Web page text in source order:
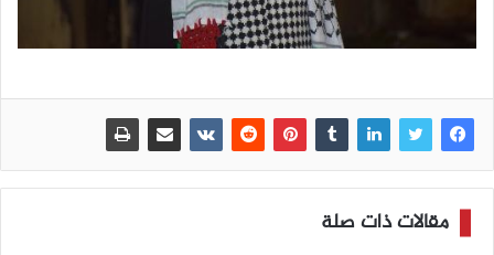
مقالات ذات صلة